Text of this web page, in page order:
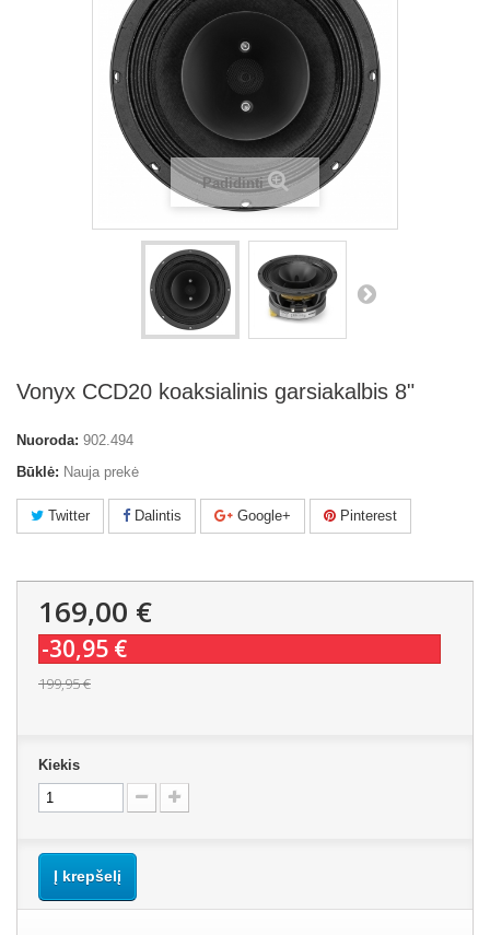
Padidinti
Vonyx CCD20 koaksialinis garsiakalbis 8"
Nuoroda: 902.494
Būklė: Nauja prekė
Twitter Dalintis Google+ Pinterest
169,00 €
-30,95 €
199,95 €
Kiekis
Į krepšelį